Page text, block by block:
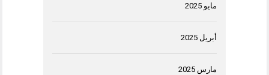
مايو 2025
أبريل 2025
مارس 2025